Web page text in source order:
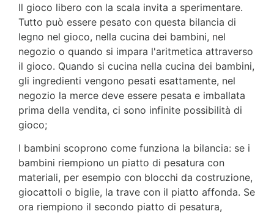
Il gioco libero con la scala invita a sperimentare.
Tutto può essere pesato con questa bilancia di
legno nel gioco, nella cucina dei bambini, nel
negozio o quando si impara l'aritmetica attraverso
il gioco. Quando si cucina nella cucina dei bambini,
gli ingredienti vengono pesati esattamente, nel
negozio la merce deve essere pesata e imballata
prima della vendita, ci sono infinite possibilità di
gioco;
I bambini scoprono come funziona la bilancia: se i
bambini riempiono un piatto di pesatura con
materiali, per esempio con blocchi da costruzione,
giocattoli o biglie, la trave con il piatto affonda. Se
ora riempiono il secondo piatto di pesatura,